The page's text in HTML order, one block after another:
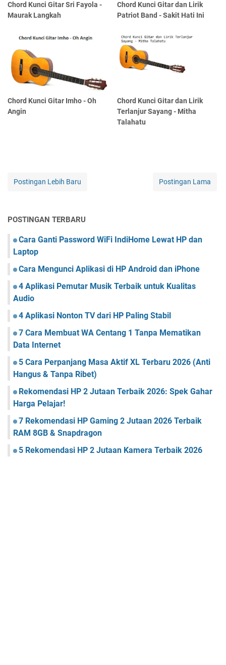
Chord Kunci Gitar Sri Fayola -
Maurak Langkah
Chord Kunci Gitar dan Lirik
Patriot Band - Sakit Hati Ini
Chord Kunci Gitar Imho - Oh
Angin
Chord Kunci Gitar dan Lirik
Terlanjur Sayang - Mitha
Talahatu
Postingan Lebih Baru Postingan Lama
POSTINGAN TERBARU
Cara Ganti Password WiFi IndiHome Lewat HP dan
Laptop
Cara Mengunci Aplikasi di HP Android dan iPhone
4 Aplikasi Pemutar Musik Terbaik untuk Kualitas
Audio
4 Aplikasi Nonton TV dari HP Paling Stabil
7 Cara Membuat WA Centang 1 Tanpa Mematikan
Data Internet
5 Cara Perpanjang Masa Aktif XL Terbaru 2026 (Anti
Hangus & Tanpa Ribet)
Rekomendasi HP 2 Jutaan Terbaik 2026: Spek Gahar
Harga Pelajar!
7 Rekomendasi HP Gaming 2 Jutaan 2026 Terbaik
RAM 8GB & Snapdragon
5 Rekomendasi HP 2 Jutaan Kamera Terbaik 2026